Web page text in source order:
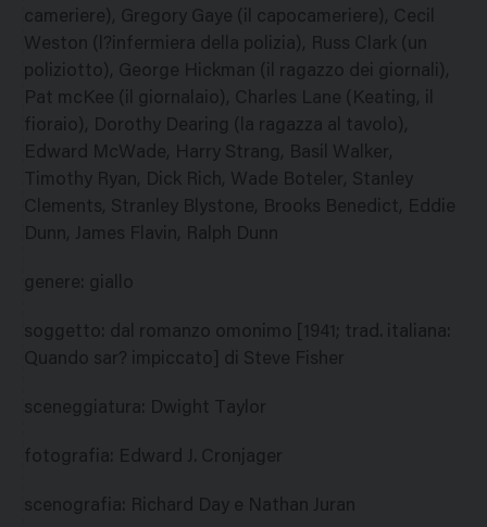
cameriere), Gregory Gaye (il capocameriere), Cecil
Weston (l?infermiera della polizia), Russ Clark (un
poliziotto), George Hickman (il ragazzo dei giornali),
Pat mcKee (il giornalaio), Charles Lane (Keating, il
fioraio), Dorothy Dearing (la ragazza al tavolo),
Edward McWade, Harry Strang, Basil Walker,
Timothy Ryan, Dick Rich, Wade Boteler, Stanley
Clements, Stranley Blystone, Brooks Benedict, Eddie
Dunn, James Flavin, Ralph Dunn
genere: giallo
soggetto: dal romanzo omonimo [1941; trad. italiana:
Quando sar? impiccato] di Steve Fisher
sceneggiatura: Dwight Taylor
fotografia: Edward J. Cronjager
scenografia: Richard Day e Nathan Juran